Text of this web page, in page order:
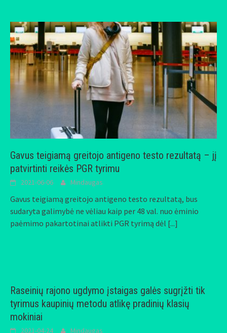
Gavus teigiamą greitojo antigeno testo rezultatą – jį
patvirtinti reikės PGR tyrimu
2021-06-06 Mindaugas
Gavus teigiamą greitojo antigeno testo rezultatą, bus
sudaryta galimybė ne vėliau kaip per 48 val. nuo ėminio
paėmimo pakartotinai atlikti PGR tyrimą dėl [...]
Raseinių rajono ugdymo įstaigas galės sugrįžti tik
tyrimus kaupinių metodu atlikę pradinių klasių
mokiniai
2021-04-24 Mindaugas